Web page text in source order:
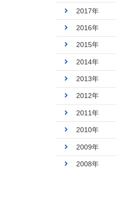
2017年
2016年
2015年
2014年
2013年
2012年
2011年
2010年
2009年
2008年